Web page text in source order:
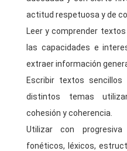
actitud respetuosa y de
Leer y comprender
las capacidades e
extraer información
Escribir textos
distintos temas
cohesión y coherencia.
Utilizar con
fonéticos, léxicos,